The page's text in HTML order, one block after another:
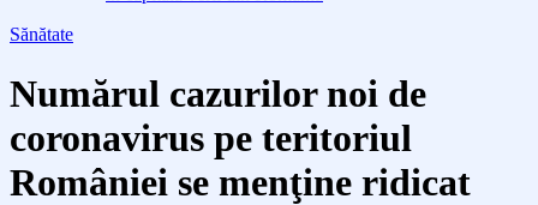
Sănătate
Numărul cazurilor noi de
coronavirus pe teritoriul
României se menţine ridicat